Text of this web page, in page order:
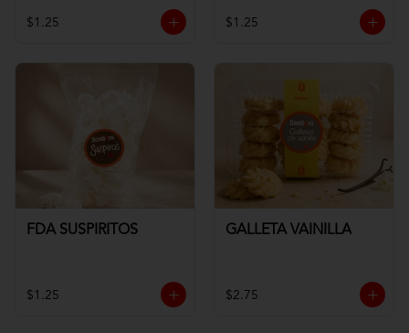
$1.25 $1.25
FDA SUSPIRITOS
$1.25
GALLETA VAINILLA
$2.75